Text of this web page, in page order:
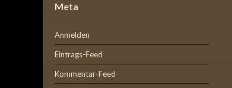
Meta
Anmelden
Eintrags-Feed
Kommentar-Feed